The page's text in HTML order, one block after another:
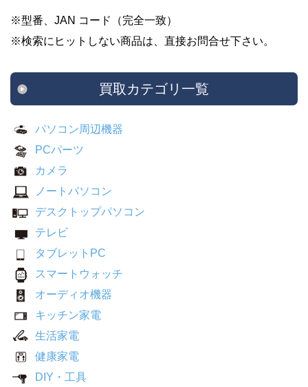
※型番、JAN コード（完全一致）
※検索にヒットしない商品は、直接お問合せ下さい。
買取カテゴリ一覧
パソコン周辺機器
PCパーツ
カメラ
ノートパソコン
デスクトップパソコン
テレビ
タブレットPC
スマートウォッチ
オーディオ機器
キッチン家電
生活家電
健康家電
DIY・工具